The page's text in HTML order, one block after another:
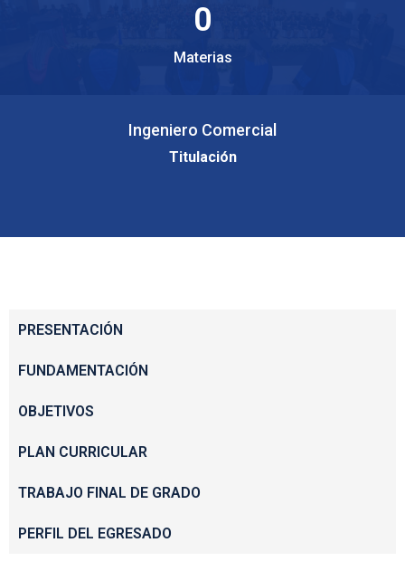
Materias
0
Ingeniero Comercial
Titulación
PRESENTACIÓN
FUNDAMENTACIÓN
OBJETIVOS
PLAN CURRICULAR
TRABAJO FINAL DE GRADO
PERFIL DEL EGRESADO